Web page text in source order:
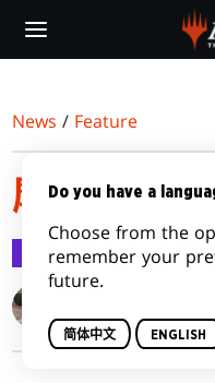
main
News / Feature
摩登新篇 2
Feature 2021-06-11
Do you have a
Choose from the
remember your
future.
简体中文 ENGLISH